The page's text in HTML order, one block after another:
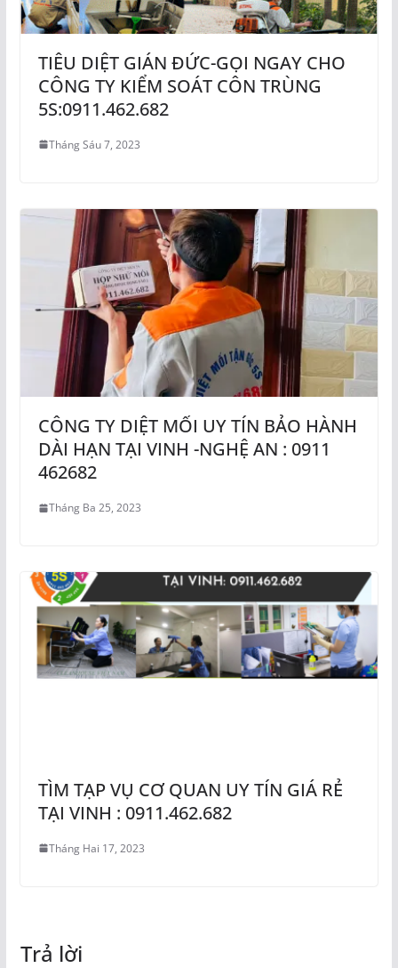
TIÊU DIỆT GIÁN ĐỨC-GỌI NGAY CHO
CÔNG TY KIỂM SOÁT CÔN TRÙNG
5S:0911.462.682
Tháng Sáu 7, 2023
CÔNG TY DIỆT MỐI UY TÍN BẢO HÀNH
DÀI HẠN TẠI VINH -NGHỆ AN : 0911
462682
Tháng Ba 25, 2023
TÌM TẠP VỤ CƠ QUAN UY TÍN GIÁ RẺ
TẠI VINH : 0911.462.682
Tháng Hai 17, 2023
Trả lời